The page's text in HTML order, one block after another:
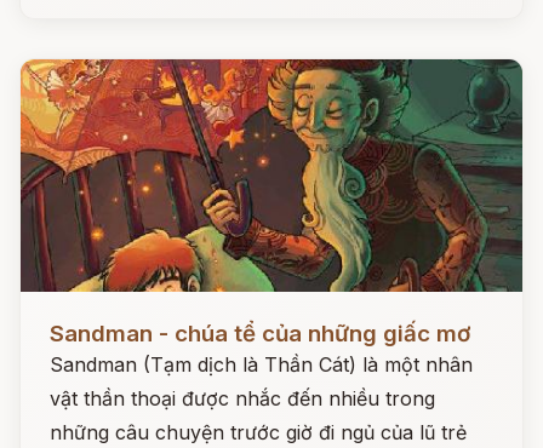
Sandman - chúa tể của những giấc mơ
Sandman (Tạm dịch là Thần Cát) là một nhân
vật thần thoại được nhắc đến nhiều trong
những câu chuyện trước giờ đi ngủ của lũ trẻ